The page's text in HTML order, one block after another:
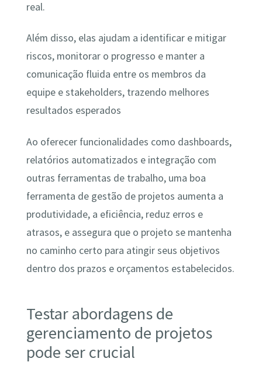
real.
Além disso, elas ajudam a identificar e mitigar
riscos, monitorar o progresso e manter a
comunicação fluida entre os membros da
equipe e stakeholders, trazendo melhores
resultados esperados
Ao oferecer funcionalidades como dashboards,
relatórios automatizados e integração com
outras ferramentas de trabalho, uma boa
ferramenta de gestão de projetos aumenta a
produtividade, a eficiência, reduz erros e
atrasos, e assegura que o projeto se mantenha
no caminho certo para atingir seus objetivos
dentro dos prazos e orçamentos estabelecidos.
Testar abordagens de
gerenciamento de projetos
pode ser crucial